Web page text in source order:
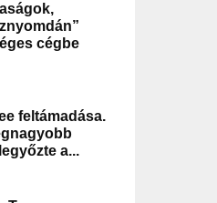
cégbe
feltámadása.
a...